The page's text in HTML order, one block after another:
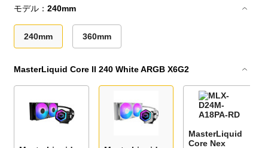
モデル：240mm
240mm 360mm
MasterLiquid Core II 240 White ARGB X6G2
MasterLiquid
Core Nex